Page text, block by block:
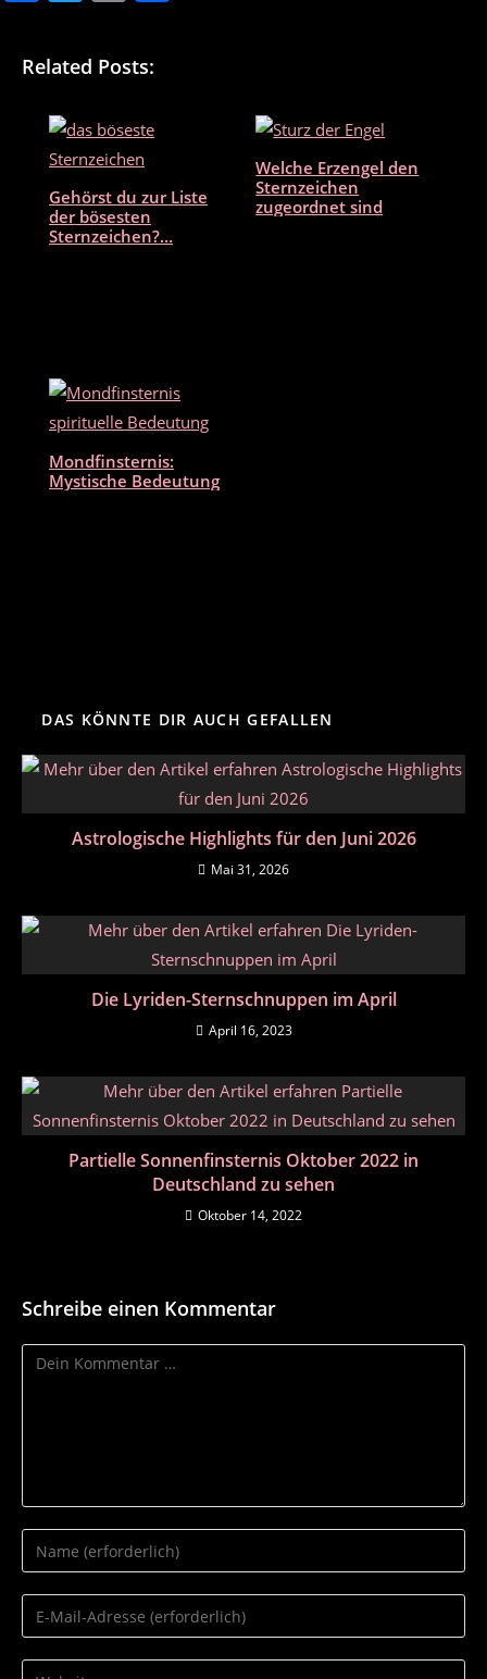
a
c
e
b
o
o
k
w
itt
er
m
ai
l
Related Posts:
Gehörst du zur Liste
der bösesten
Sternzeichen?…
Welche Erzengel den
Sternzeichen
zugeordnet sind
Mondfinsternis:
Mystische Bedeutung
DAS KÖNNTE DIR AUCH GEFALLEN
Astrologische Highlights für den Juni 2026
Mai 31, 2026
Die Lyriden-Sternschnuppen im April
April 16, 2023
Partielle Sonnenfinsternis Oktober 2022 in
Deutschland zu sehen
Oktober 14, 2022
Schreibe einen Kommentar
Kommentar
Gib
deinen
Namen
oder
Gib
deine
E-
Gib